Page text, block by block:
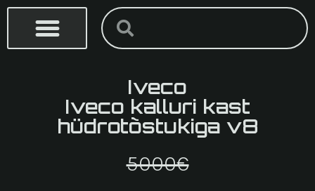
Skip
content
SearchSearch
Iveco
Iveco kalluri kast
hüdrotõstukiga v8
5000€